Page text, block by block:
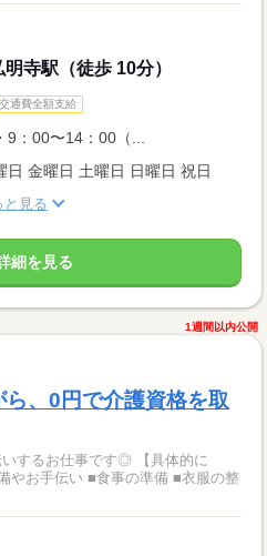
寺駅（徒歩 10分）
交通費全額支給
9：00〜14：00（...
日 金曜日 土曜日 日曜日 祝日
と見る
細を見る
1週間以内公開
ら、0円で介護資格を取
仕事です◎ 【具体的に
やお手伝い ■食事の準備 ■衣服の整